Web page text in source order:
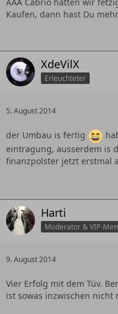
Kaufen, dann hast Du
XdeVilX
Erleuchteter
5. August 2014
der Umbau is fertig
eintragung, ausserdem is
finanzpolster jetzt erstmal
Harti
9. August 2014
Vier Erfolg mit dem Tüv.
ist sowas inzwischen nicht